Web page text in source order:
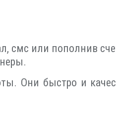
смс или пополнив
Они быстро и